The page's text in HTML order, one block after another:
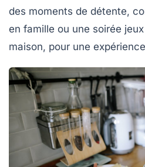
des moments de détente,
en famille ou une soirée
maison, pour une